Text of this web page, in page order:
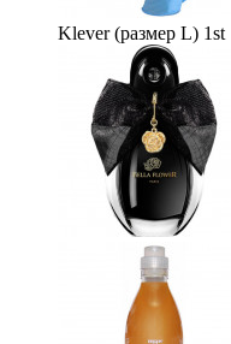
Klever (размер L) 1st